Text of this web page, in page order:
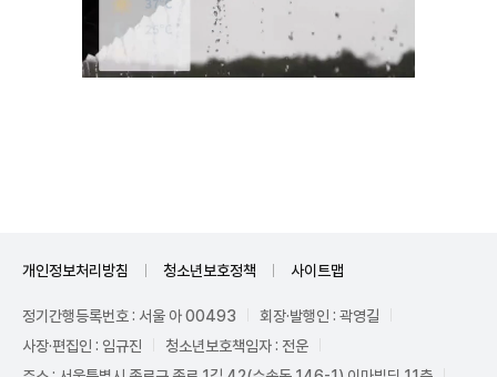
개인정보처리방침 청소년보호정책 사이트맵
정기간행등록번호 : 서울 아 00493
회장·발행인 : 곽영길
사장·편집인 : 임규진
청소년보호책임자 : 전운